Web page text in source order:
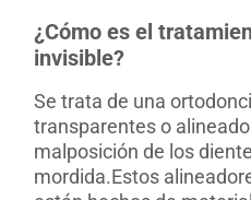
¿Cómo es el
invisible?
Se trata de una
transparentes o
malposición de los
mordida.Estos